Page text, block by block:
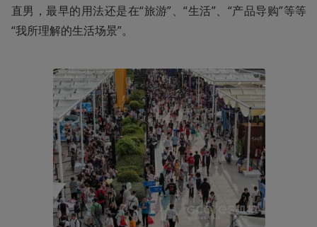
直男，最早的用法还是在“旅游”、“生活”、“产品导购”等等
“我所理解的生活场景”。